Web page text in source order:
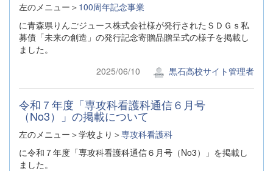
左のメニュー＞ 100周年記念事業
に青森県りんごジュース株式会社様が発行されたＳＤＧｓ私
募債「未来の創造」の発行記念寄贈品贈呈式の様子を掲載し
ました。
2025/06/10
黒石高校サイト管理者
令和７年度「専攻科看護科通信６月号
（No3）」の掲載について
左のメニュー＞学校より＞専攻科看護科
に令和７年度「専攻科看護科通信６月号（No3）」を掲載し
ました。